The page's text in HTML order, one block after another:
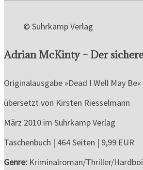
© Suhrkamp Verlag
Adrian McKinty – Der
Originalausgabe »Dead I Well May Be«
übersetzt von Kirsten Riesselmann
März 2010 im Suhrkamp Verlag
Taschenbuch | 464 Seiten | 9,99 EUR
Genre: Kriminalroman/Thriller/